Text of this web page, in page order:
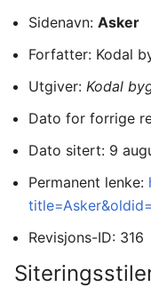
Sidenavn: Asker
Forfatter: Kodal
Utgiver: Kodal
Dato for forrige
Dato sitert: 9
Permanent lenke:
Revisjons-ID: 316